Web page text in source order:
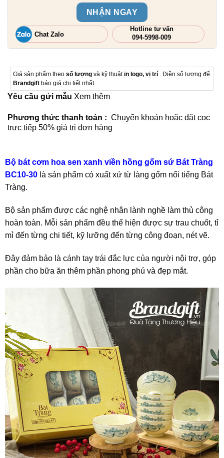
NHẬN NGAY
Chat Zalo
Hotline tư vấn
094-5998-009
Giá sản phẩm theo số lượng và kỹ thuậtin logo, vị trí . Điền số lượng để
Brandgift báo giá chi tiết nhất.
Yêu cầu gửi mẫu Xem thêm
Phương thức thanh toán : Chuyển khoản hoặc đặt cọc
trực tiếp 50% giá trị đơn hàng
Bộ bát cơm hoa sen xanh viền hồng gốm sứ Bát Tràng
BC10-30là sản phẩm có xuất xứ từ làng gốm nổi tiếng Bát
Tràng.
Bộ sản phẩm được các nghệ nhân lành nghề làm thủ công
hoàn toàn. Mỗi sản phẩm đều thể hiện được sự trau chuốt, tỉ
mỉ đến từng chi tiết, kỹ lưỡng đến từng công đoạn, nét vẽ.
Đây đảm bảo là cánh tay trái đắc lực của người nội trợ, góp
phần cho bữa ăn thêm phần phong phú và đẹp mắt.